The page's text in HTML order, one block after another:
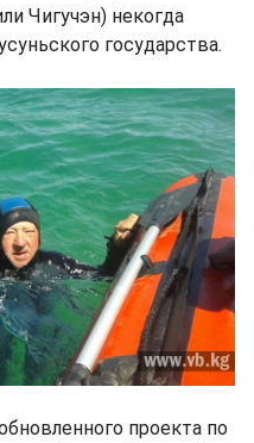
Чигучэн) некогда
государства.
проекта по